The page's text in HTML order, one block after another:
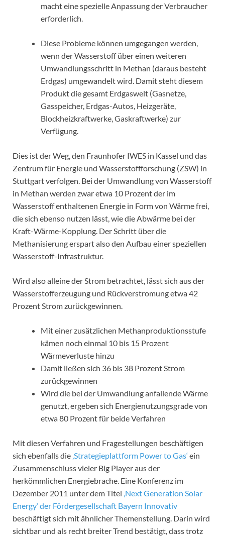
macht eine spezielle Anpassung der Verbraucher
erforderlich.
Diese Probleme können umgegangen werden,
wenn der Wasserstoff über einen weiteren
Umwandlungsschritt in Methan (daraus besteht
Erdgas) umgewandelt wird. Damit steht diesem
Produkt die gesamt Erdgaswelt (Gasnetze,
Gasspeicher, Erdgas-Autos, Heizgeräte,
Blockheizkraftwerke, Gaskraftwerke) zur
Verfügung.
Dies ist der Weg, den Fraunhofer IWES in Kassel und das
Zentrum für Energie und Wasserstoffforschung (ZSW) in
Stuttgart verfolgen. Bei der Umwandlung von Wasserstoff
in Methan werden zwar etwa 10 Prozent der im
Wasserstoff enthaltenen Energie in Form von Wärme frei,
die sich ebenso nutzen lässt, wie die Abwärme bei der
Kraft-Wärme-Kopplung. Der Schritt über die
Methanisierung erspart also den Aufbau einer speziellen
Wasserstoff-Infrastruktur.
Wird also alleine der Strom betrachtet, lässt sich aus der
Wasserstofferzeugung und Rückverstromung etwa 42
Prozent Strom zurückgewinnen.
Mit einer zusätzlichen Methanproduktionsstufe
kämen noch einmal 10 bis 15 Prozent
Wärmeverluste hinzu
Damit ließen sich 36 bis 38 Prozent Strom
zurückgewinnen
Wird die bei der Umwandlung anfallende Wärme
genutzt, ergeben sich Energienutzungsgrade von
etwa 80 Prozent für beide Verfahren
Mit diesen Verfahren und Fragestellungen beschäftigen
sich ebenfalls die ‚Strategieplattform Power to Gas‘ein
Zusammenschluss vieler Big Player aus der
herkömmlichen Energiebrache. Eine Konferenz im
Dezember 2011 unter dem Titel ‚Next Generation Solar
Energy‘ der Fördergesellschaft Bayern Innovativ
beschäftigt sich mit ähnlicher Themenstellung. Darin wird
sichtbar und als recht breiter Trend bestätigt, dass trotz